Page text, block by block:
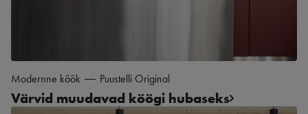
Modernne köök Puustelli Original
Värvid muudavad köögi hubaseks